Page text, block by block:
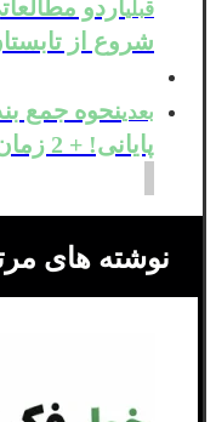
قبلی
شروع از
بعدینحوه جمع
پایانی! + 2 زمان مهم جمع بندی
نوشته های